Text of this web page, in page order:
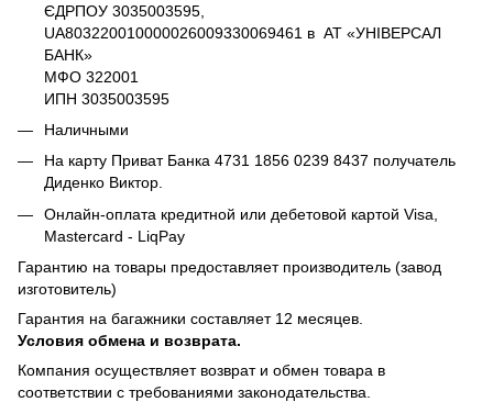
ЄДРПОУ 3035003595,
UA803220010000026009330069461 в АТ «УНІВЕРСАЛ
БАНК»
МФО 322001
ИПН 3035003595
Наличными
На карту Приват Банка 4731 1856 0239 8437 получатель
Диденко Виктор.
Онлайн-оплата кредитной или дебетовой картой Visa,
Mastercard - LiqPay
Гарантию на товары предоставляет производитель (завод
изготовитель)
Гарантия на багажники составляет 12 месяцев.
Условия обмена и возврата.
Компания осуществляет возврат и обмен товара в
соответствии с требованиями законодательства.